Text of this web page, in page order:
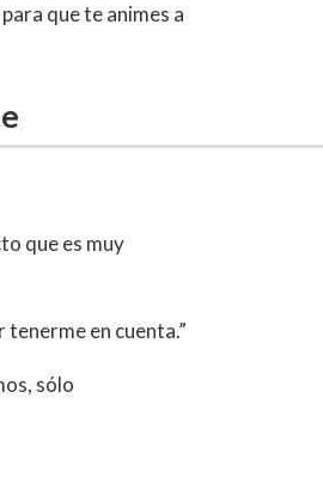
que te animes a
que es muy
en cuenta.”
sólo